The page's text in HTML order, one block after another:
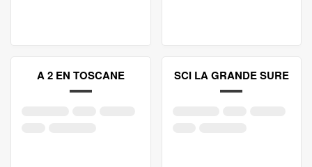
A 2 EN TOSCANE SCI LA GRANDE SURE